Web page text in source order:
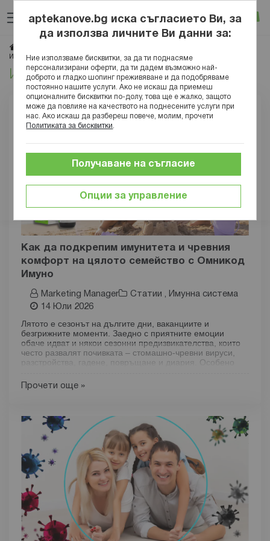
към
съдържанието
Вход
Имунна система
Имунна система
Как да подкрепим имунитета и чревния
комфорт на цялото семейство с Омникод
Имуно
Marketing Manager Статии , Имунна система
14 Юли 2026
Лятото е сезонът на дългите дни, ваканциите и
безгрижните моменти. Заедно с приятните емоции
обаче идват и някои сезонни предизвикателства, които
често развалят почивката – стомашно-чревни вируси,
разстройства, гадене, повръщане и диария. Особено
връстници, играят навън и често попадат в среда с
повишен риск от инфекции.
предимно със зимните месеци, но истината е, че през
лятото организмът също има нужда от надеждна
подкрепа. Това важи с особена сила за здравето на
храносмилателната система, защото голяма част от
имунната защита на организма е тясно свързана
именно с червата.
Прочети още »
aptekanove.bg иска съгласието Ви, за
да използва личните Ви данни за:
Ние използваме бисквитки, за да ти поднасяме
персонализирани оферти, да ти дадем възможно най-
доброто и гладко шопинг преживяване и да подобряваме
постоянно нашите услуги. Ако не искаш да приемеш
опционалните бисквитки по-долу, това ще е жалко, защото
може да повлияе на качеството на поднесените услуги при
нас. Ако искаш да разбереш повече, молим, прочети
Политиката за бисквитки
Опции за управление
Получаване на съгласие